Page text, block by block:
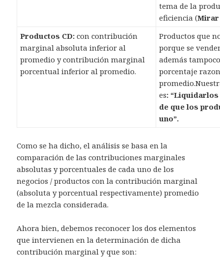
tema de la
eficiencia (Mirar
Productos CD:con contribución
marginal absoluta inferior al
promedio y contribución marginal
porcentual inferior al promedio.
Productos que
porque se
además
porcentaje
es: “Liquidarlos
de que los
uno”.
Como se ha dicho, el análisis se basa en la
comparación de las contribuciones marginales
absolutas y porcentuales de cada uno de los
negocios / productos con la contribución marginal
(absoluta y porcentual respectivamente) promedio
de la mezcla considerada.
Ahora bien, debemos reconocer los dos elementos
que intervienen en la determinación de dicha
contribución marginal y que son: